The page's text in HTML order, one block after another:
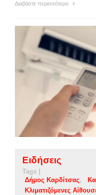
Διαβάστε περισσότερα
Ειδήσεις
Tags |
Δήμος Καρδίτσας
Κλιματιζόμενες